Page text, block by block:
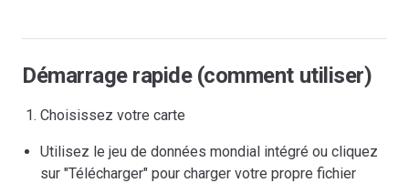
Démarrage rapide (comment utiliser)
Choisissez votre carte
Utilisez le jeu de données mondial intégré ou cliquez
sur "Télécharger" pour charger votre propre fichier